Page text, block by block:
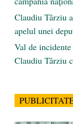
Claudiu Târziu
apelul unei
Val de
Claudiu Târziu